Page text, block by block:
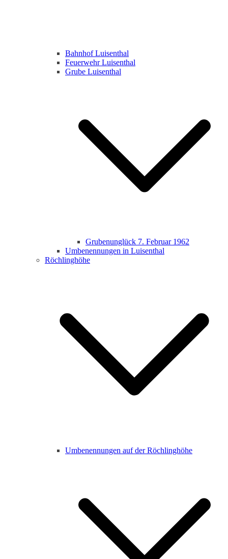
Bahnhof Luisenthal
Feuerwehr Luisenthal
Grube Luisenthal
Grubenunglück 7. Februar 1962
Umbenennungen in Luisenthal
Röchlinghöhe
Umbenennungen auf der Röchlinghöhe